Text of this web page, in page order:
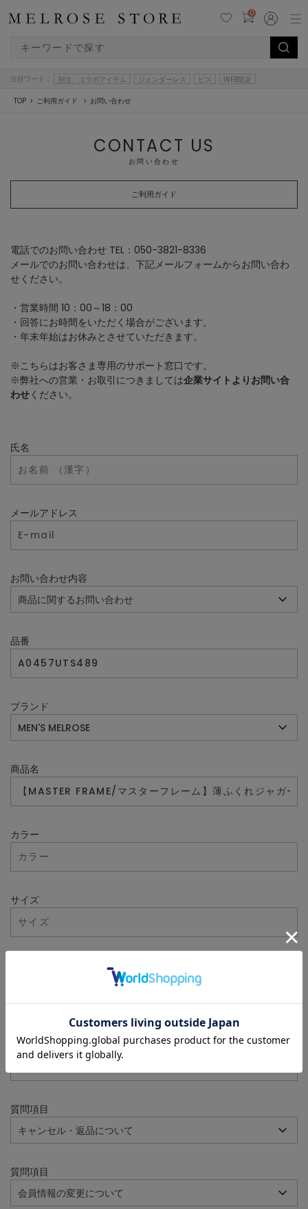
0
注目ワード： 別注、コラボアイテム ジェンダーレス ビズ WEB限定
TOP ご利用ガイド お問い合わせ
CONTACT US
お問い合わせ
ご利用ガイド
電話でのお問い合わせ TEL：050-3821-8336
メールでのお問い合わせは、下記メールフォームからお問い合わ
せください。
・営業時間 10：00～18：00
・回答にお時間をいただく場合がございます。
・年末年始はお休みとさせていただきます。
※こちらはお客さま専用のサポート窓口です。
※弊社への営業・お取引につきましては企業サイトよりお問い合
わせください。
氏名
メールアドレス
お問い合わせ内容
品番
ブランド
商品名
カラー
サイズ
質問項目
質問項目
質問項目